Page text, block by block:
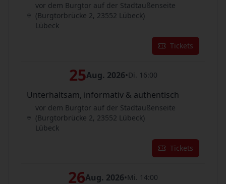
vor dem Burgtor auf der Stadtaußenseite
(Burgtorbrücke 2, 23552 Lübeck)
Lübeck
Tickets
25Aug. 2026•Di. 16:00
Unterhaltsam, informativ & authentisch
vor dem Burgtor auf der Stadtaußenseite
(Burgtorbrücke 2, 23552 Lübeck)
Lübeck
Tickets
26Aug. 2026•Mi. 14:00